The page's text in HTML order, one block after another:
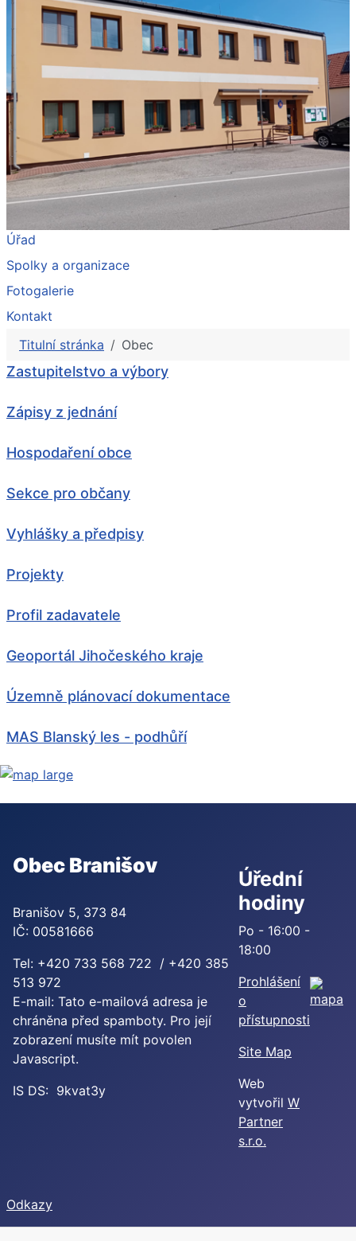
Úřad
Spolky a organizace
Fotogalerie
Kontakt
Titulní stránka
Obec
Zastupitelstvo a výbory
Zápisy z jednání
Hospodaření obce
Sekce pro občany
Vyhlášky a předpisy
Projekty
Profil zadavatele
Geoportál Jihočeského kraje
Územně plánovací dokumentace
MAS Blanský les - podhůří
Obec Branišov
Branišov 5, 373 84
IČ: 00581666
Tel: +420 733 568 722 / +420 385
513 972
E-mail: Tato e-mailová adresa je
chráněna před spamboty. Pro její
zobrazení musíte mít povolen
Javascript.
IS DS: 9kvat3y
Úřední
hodiny
Po - 16:00 -
18:00
Prohlášení
o
přístupnosti
Site Map
Web
vytvořil W
Partner
s.r.o.
Odkazy